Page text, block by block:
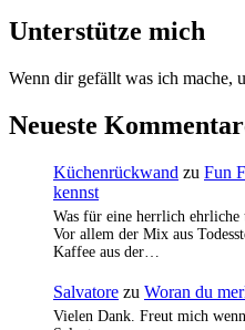
Unterstütze mich
Wenn dir gefällt was ich mache,
Neueste
Küchenrückwand zu Fun
kennst
Was für eine herrlich ehrliche
Vor allem der Mix aus
Kaffee aus der…
Salvatore zu Woran du
Vielen Dank. Freut mich